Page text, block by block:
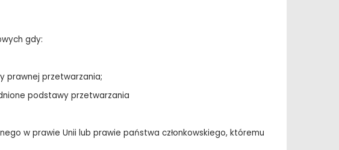
gdy:
prawnej przetwarzania;
podstawy przetwarzania
w prawie Unii lub prawie państwa członkowskiego, któremu